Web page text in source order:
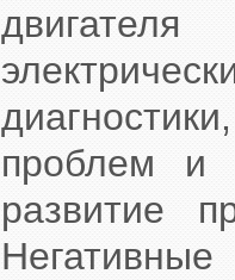
проблем и
развитие